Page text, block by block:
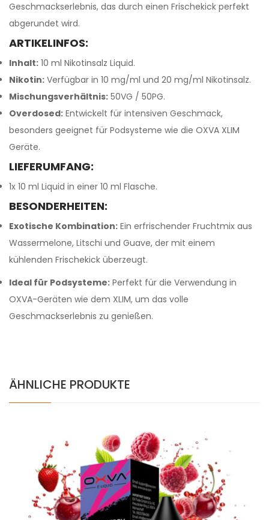
Geschmackserlebnis, das durch einen Frischekick perfekt
abgerundet wird.
ARTIKELINFOS:
Inhalt: 10 ml Nikotinsalz Liquid.
Nikotin: Verfügbar in 10 mg/ml und 20 mg/ml Nikotinsalz.
Mischungsverhältnis: 50VG / 50PG.
Overdosed: Entwickelt für intensiven Geschmack,
besonders geeignet für Podsysteme wie die OXVA XLIM
Geräte.
LIEFERUMFANG:
1x 10 ml Liquid in einer 10 ml Flasche.
BESONDERHEITEN:
Exotische Kombination: Ein erfrischender Fruchtmix aus
Wassermelone, Litschi und Guave, der mit einem
kühlenden Frischekick überzeugt.
Ideal für Podsysteme: Perfekt für die Verwendung in
OXVA-Geräten wie dem XLIM, um das volle
Geschmackserlebnis zu genießen.
ÄHNLICHE PRODUKTE